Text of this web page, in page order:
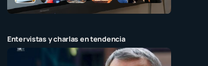
Entervistas y charlas en tendencia